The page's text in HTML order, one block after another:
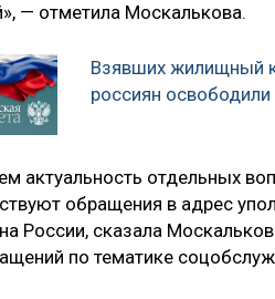
— отметила Москалькова.
Взявших жилищный
россиян
актуальность отдельных
обращения в адрес
России, сказала
по тематике